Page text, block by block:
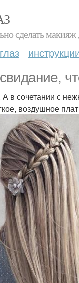
сделать макияж
в сочетании с
воздушное